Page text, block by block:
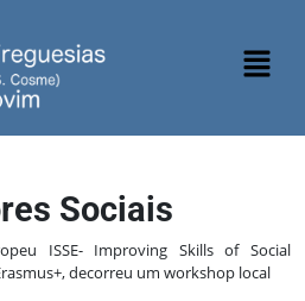
Sociais
ISSE- Improving Skills of Social
decorreu um workshop local